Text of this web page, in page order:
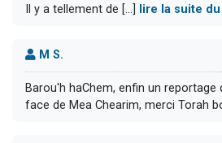
Il y a tellement de [...]
lire la suite
M S.
Barou'h haChem, enfin un reportage
face de Mea Chearim, merci Torah